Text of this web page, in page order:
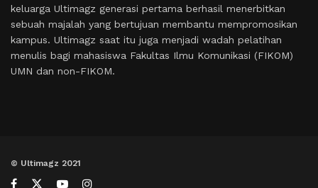
keluarga Ultimagz generasi pertama berhasil menerbitkan
sebuah majalah yang bertujuan membantu mempromosikan
kampus. Ultimagz saat itu juga menjadi wadah pelatihan
menulis bagi mahasiswa Fakultas Ilmu Komunikasi (FIKOM)
UMN dan non-FIKOM.
© Ultimagz 2021